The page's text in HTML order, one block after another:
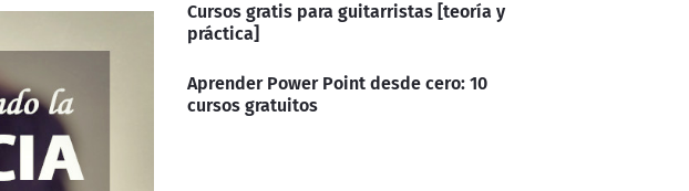
Cursos gratis para guitarristas [teoría y
práctica]
Aprender Power Point desde cero: 10
cursos gratuitos